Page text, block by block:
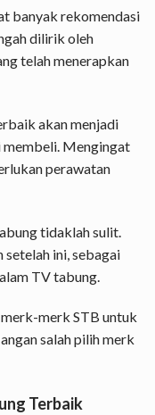
banyak rekomendasi
dilirik oleh
telah menerapkan
akan menjadi
membeli. Mengingat
perawatan
tidaklah sulit.
setelah ini, sebagai
TV tabung.
merk STB untuk
salah pilih merk
Terbaik